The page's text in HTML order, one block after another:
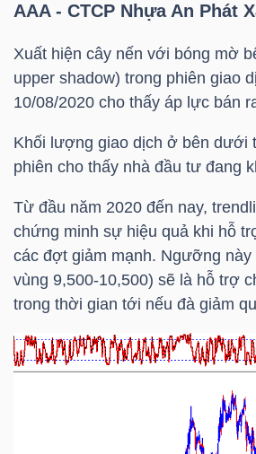
AAA- CTCP Nhựa An Phát
Xuất hiện cây nến với bóng mờ
upper shadow) trong phiên giao
10/08/2020 cho thấy áp lực bán
Khối lượng giao dịch ở bên dưới
phiên cho thấy nhà đầu tư đang
Từ đầu năm 2020 đến nay,
chứng minh sự hiệu quả khi hỗ
các đợt giảm mạnh. Ngưỡng
vùng 9,500-10,500) sẽ là hỗ trợ
trong thời gian tới nếu đà giảm
CHÍNH
HÀNG
KINH
TẾ
THẾ
GIỚI